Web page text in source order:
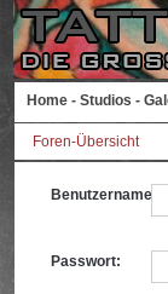
Home - Studios -
Foren-Übersicht
Benutzername:
Passwort: